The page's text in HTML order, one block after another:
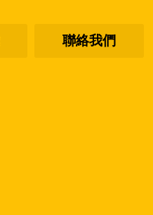
聯絡我們